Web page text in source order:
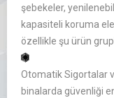
şebekeler,
kapasiteli koruma
özellikle şu ürün
Otomatik Sigortalar
binalarda güvenliği